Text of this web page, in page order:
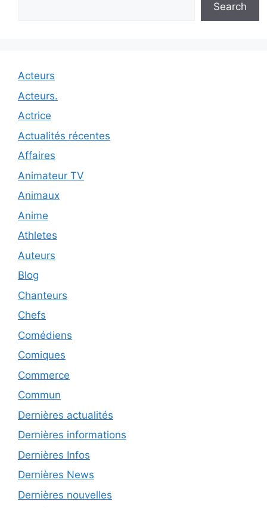
Search
Acteurs
Acteurs.
Actrice
Actualités récentes
Affaires
Animateur TV
Animaux
Anime
Athletes
Auteurs
Blog
Chanteurs
Chefs
Comédiens
Comiques
Commerce
Commun
Dernières actualités
Dernières informations
Dernières Infos
Dernières News
Dernières nouvelles